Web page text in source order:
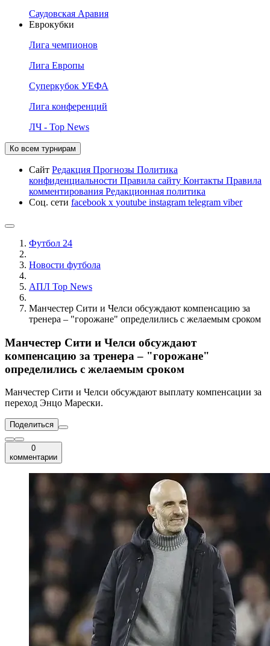
Саудовская Аравия
Еврокубки
Лига чемпионов
Лига Европы
Суперкубок УЕФА
Лига конференций
ЛЧ - Top News
Ко всем турнирам
Сайт Редакция Прогнозы Политика
конфиденциальности Правила сайту Контакты Правила
комментирования Редакционная политика
Соц. сети facebook x youtube instagram telegram viber
Футбол 24
Новости футбола
АПЛ Top News
Манчестер Сити и Челси обсуждают компенсацию за
тренера – "горожане" определились с желаемым сроком
Манчестер Сити и Челси обсуждают
компенсацию за тренера – "горожане"
определились с желаемым сроком
Манчестер Сити и Челси обсуждают выплату компенсации за
переход Энцо Марески.
Поделиться
0
комментарии